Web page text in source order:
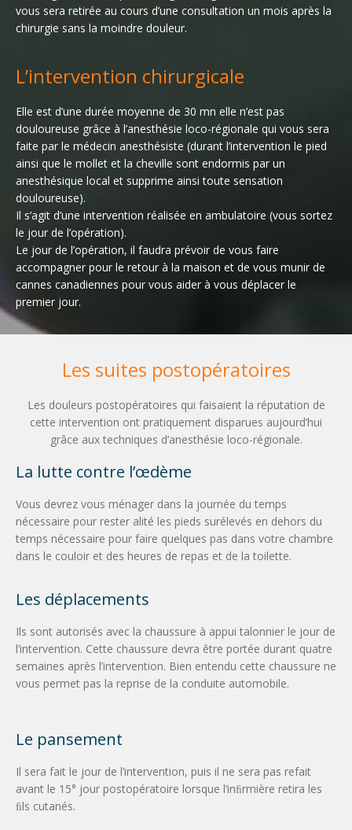
vous sera retirée au cours d’une consultation un mois après la
chirurgie sans la moindre douleur.
L’intervention chirurgicale
Elle est d’une durée moyenne de 30 mn elle n’est pas
douloureuse grâce à l’anesthésie loco-régionale qui vous sera
faite par le médecin anesthésiste (durant l’intervention le pied
ainsi que le mollet et la cheville sont endormis par un
anesthésique local et supprime ainsi toute sensation
douloureuse).
Il s’agit d’une intervention réalisée en ambulatoire (vous sortez
le jour de l’opération).
Le jour de l’opération, il faudra prévoir de vous faire
accompagner pour le retour à la maison et de vous munir de
cannes canadiennes pour vous aider à vous déplacer le
premier jour.
Les suites postopératoires
Les douleurs postopératoires qui faisaient la réputation de
cette intervention ont pratiquement disparues aujourd’hui
grâce aux techniques d’anesthésie loco-régionale.
La lutte contre l’œdème
Vous devrez vous ménager dans la journée du temps
nécessaire pour rester alité les pieds surélevés en dehors du
temps nécessaire pour faire quelques pas dans votre chambre
dans le couloir et des heures de repas et de la toilette.
Les déplacements
Ils sont autorisés avec la chaussure à appui talonnier le jour de
l’intervention. Cette chaussure devra être portée durant quatre
semaines après l’intervention. Bien entendu cette chaussure ne
vous permet pas la reprise de la conduite automobile.
Le pansement
Il sera fait le jour de l’intervention, puis il ne sera pas refait
avant le 15° jour postopératoire lorsque l’inﬁrmière retira les
ﬁls cutanés.